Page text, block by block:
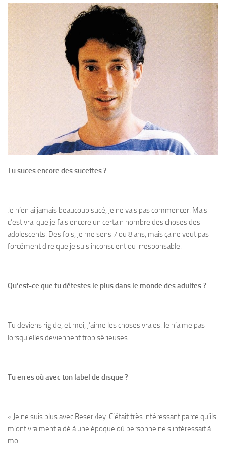
Tu suces encore des sucettes ?
Je n’en ai jamais beaucoup sucé, je ne vais pas commencer. Mais
c’est vrai que je fais encore un certain nombre des choses des
adolescents. Des fois, je me sens 7 ou 8 ans, mais ça ne veut pas
forcément dire que je suis inconscient ou irresponsable.
Qu’est-ce que tu détestes le plus dans le monde des adultes ?
Tu deviens rigide, et moi, j’aime les choses vraies. Je n’aime pas
lorsqu’elles deviennent trop sérieuses.
Tu en es où avec ton label de disque ?
« Je ne suis plus avec Beserkley. C’était très intéressant parce qu’ils
m’ont vraiment aidé à une époque où personne ne s’intéressait à
moi .